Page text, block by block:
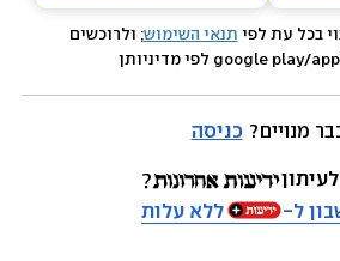
בכל עת לפי תנאי השימוש; ולרוכשים
מנויים? כניסה
ל-
ללא עלות